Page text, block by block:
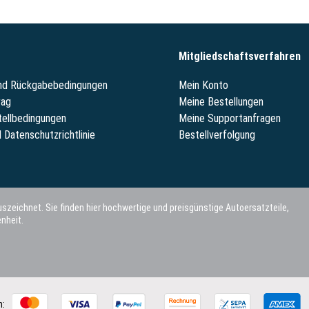
Rückgabebedingungen
Datenschutzrichtlinie
Mitgliedschaftsverfahren
Mein Konto
Meine Bestellungen
Meine Supportanfragen
Bestellverfolgung
Sie finden hier hochwertige und preisgünstige Autoersatzteile,